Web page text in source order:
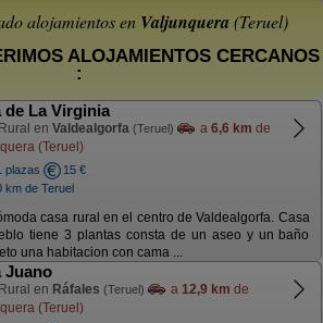
alojamientos en Valjunquera (Teruel)
ALOJAMIENTOS CERCANOS
:
de La Virginia
en Valdealgorfa (Teruel) a 6,6 km de
(Teruel)
plazas
15 €
km de Teruel
casa rural en el centro de Valdealgorfa. Casa
tiene 3 plantas consta de un aseo y un baño
una habitacion con cama ...
Juano
en Ráfales (Teruel) a 12,9 km de
(Teruel)